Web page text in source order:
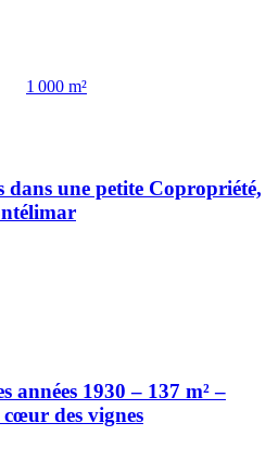
1 000 m²
une petite Copropriété,
années 1930 – 137 m² –
des vignes